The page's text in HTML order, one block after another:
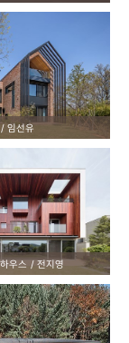
임선유
우스 전지영